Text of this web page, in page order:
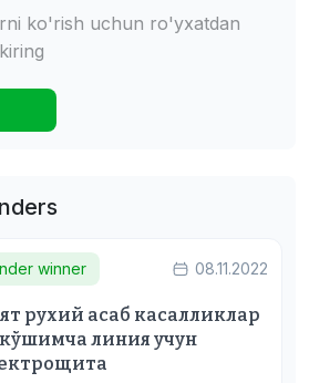
ko'rish uchun ro'yxatdan
winner 08.11.2022
рухий асаб касалликлар
линия учун